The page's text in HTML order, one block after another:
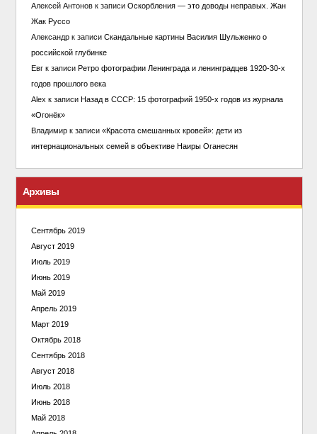
Алексей Антоновк записи Оскорбления — это доводы неправых. Жан
Жак Руссо
Александрк записи Скандальные картины Василия Шульженко о
российской глубинке
Евгк записи Ретро фотографии Ленинграда и ленинградцев 1920-30-х
годов прошлого века
Alex к записи Назад в СССР: 15 фотографий 1950-х годов из журнала
«Огонёк»
Владимирк записи «Красота смешанных кровей»: дети из
интернациональных семей в объективе Наиры Оганесян
Архивы
Сентябрь 2019
Август 2019
Июль 2019
Июнь 2019
Май 2019
Апрель 2019
Март 2019
Октябрь 2018
Сентябрь 2018
Август 2018
Июль 2018
Июнь 2018
Май 2018